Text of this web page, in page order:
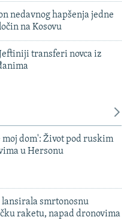
nedavnog hapšenja jedne
na Kosovu
transferi novca iz
moj dom': Život pod ruskim
u Hersonu
lansirala smrtonosnu
raketu, napad dronovima